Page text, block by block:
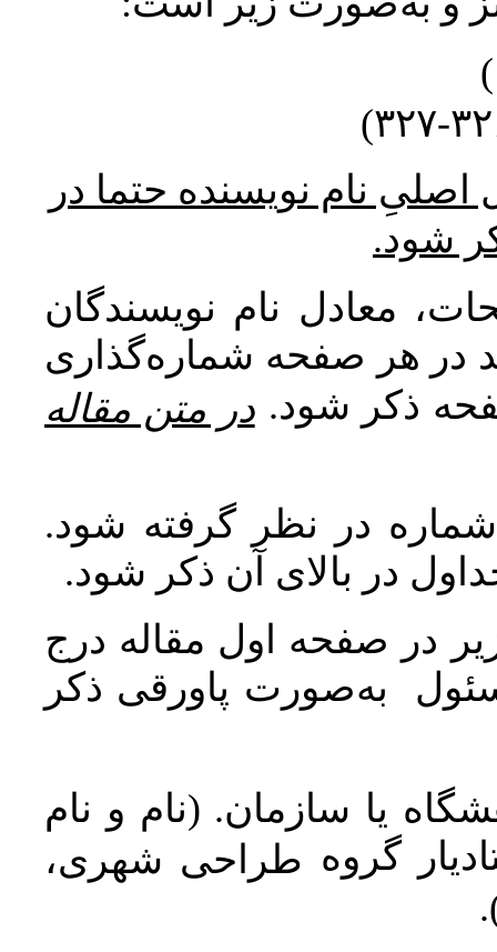
نام نویسنده حتما در
شود.
معادل نام نویسندگان
در هر صفحه شماره‌گذاری
ذکر شود. در متن مقاله
در نظر گرفته شود.
در بالای آن ذکر شود.
در صفحه اول مقاله درج
به‌صورت پاورقی ذکر
یا سازمان. (نام و نام
گروه طراحی شهری،